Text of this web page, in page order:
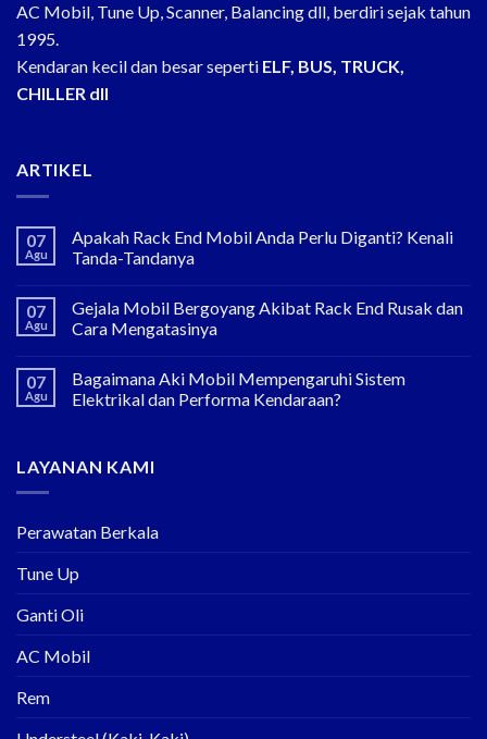
AC Mobil, Tune Up, Scanner, Balancing dll, berdiri sejak tahun
1995.
Kendaran kecil dan besar seperti ELF, BUS, TRUCK,
CHILLER dll
ARTIKEL
07
Agu
Apakah Rack End Mobil Anda Perlu Diganti? Kenali
Tanda-Tandanya
07
Agu
Gejala Mobil Bergoyang Akibat Rack End Rusak dan
Cara Mengatasinya
07
Agu
Bagaimana Aki Mobil Mempengaruhi Sistem
Elektrikal dan Performa Kendaraan?
LAYANAN KAMI
Perawatan Berkala
Tune Up
Ganti Oli
AC Mobil
Rem